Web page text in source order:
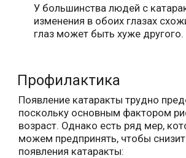
У большинства людей с
изменения в обоих глазах
глаз может быть хуже другого.
Профилактика
Появление катаракты трудно
поскольку основным фактором
возраст. Однако есть ряд мер,
можем предпринять, чтобы
появления катаракты: